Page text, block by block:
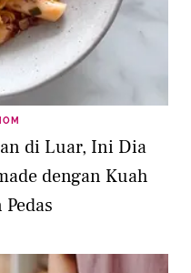
di Luar, Ini Dia
dengan Kuah